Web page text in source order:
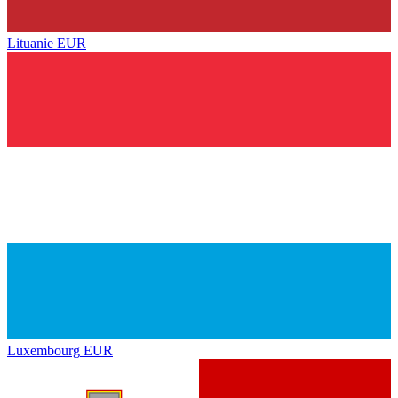
Lituanie EUR
Luxembourg EUR